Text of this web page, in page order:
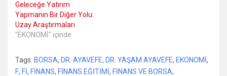
Geleceğe Yatırım
Yapmanın Bir Diğer Yolu:
Uzay Araştırmaları
"EKONOMİ" içinde
Tags: BORSA, DR. AYAVEFE, DR. YAŞAM AYAVEFE, EKONOMİ,
F, Fİ, FİNANS, FİNANS EĞİTİMİ, FİNANS VE BORSA,